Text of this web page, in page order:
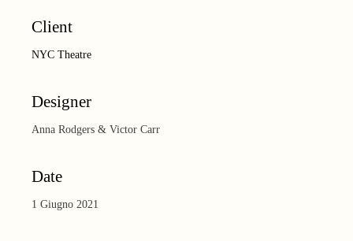
Client
NYC Theatre
Designer
Anna Rodgers & Victor Carr
Date
1 Giugno 2021